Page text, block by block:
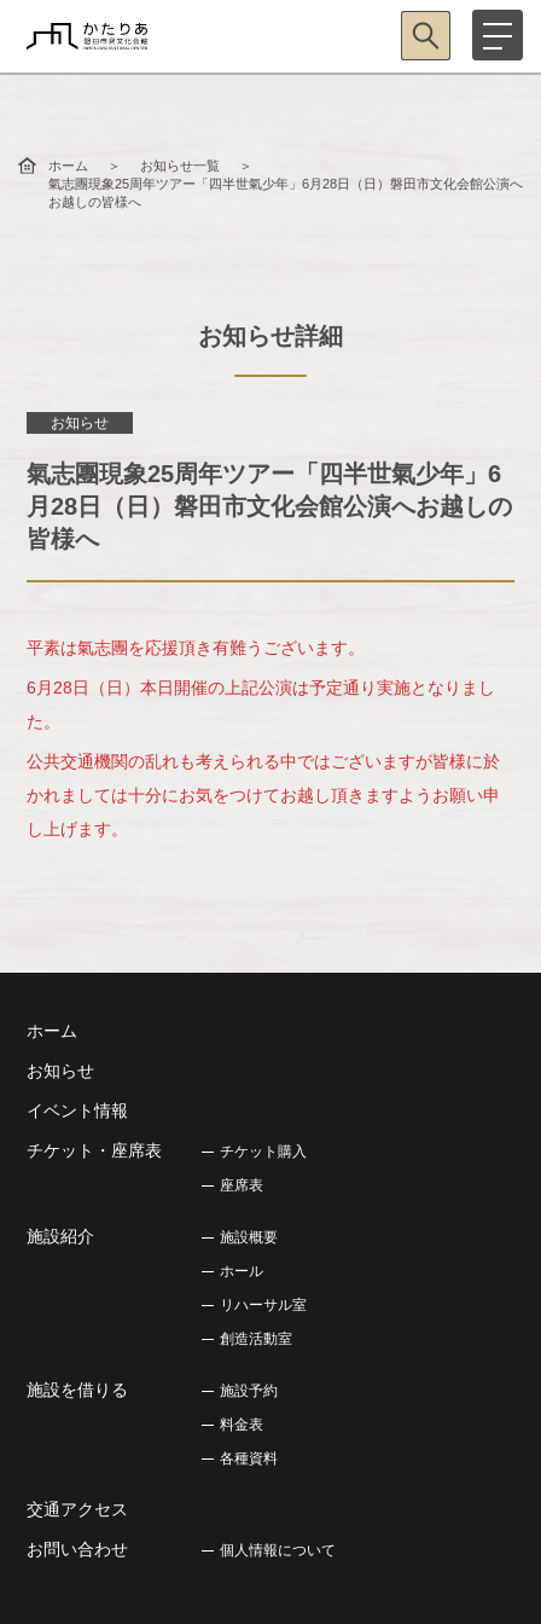
ホーム
お知らせ一覧
氣志團現象25周年ツアー「四半世氣少年」6月28日（日）磐田市文化会館公演へ
お越しの皆様へ
お知らせ詳細
お知らせ
氣志團現象25周年ツアー「四半世氣少年」6
月28日（日）磐田市文化会館公演へお越しの
皆様へ
平素は氣志團を応援頂き有難うございます。
6月28日（日）本日開催の上記公演は予定通り実施となりまし
た。
公共交通機関の乱れも考えられる中ではございますが皆様に於
かれましては十分にお気をつけてお越し頂きますようお願い申
し上げます。
ホーム
お知らせ
イベント情報
チケット・座席表
チケット購入
座席表
施設紹介
施設概要
ホール
リハーサル室
創造活動室
施設を借りる
施設予約
料金表
各種資料
交通アクセス
お問い合わせ 個人情報について